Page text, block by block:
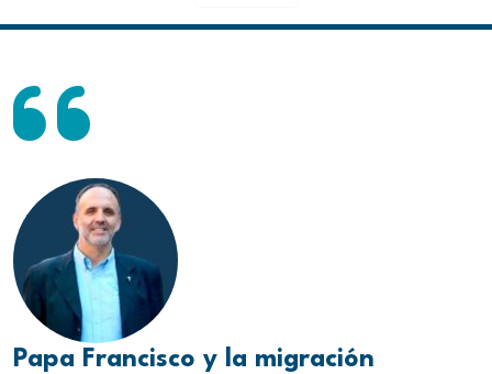
Papa Francisco y la migración